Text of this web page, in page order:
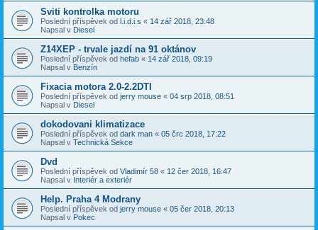
Sviti kontrolka motoru
Poslední příspěvek od l.i.d.i.s « 14 zář 2018, 23:48
Napsal v Diesel
Z14XEP - trvale jazdí na 91 oktánov
Poslední příspěvek od hefab « 14 zář 2018, 09:19
Napsal v Benzín
Fixacia motora 2.0-2.2DTI
Poslední příspěvek od jerry mouse « 04 srp 2018, 08:51
Napsal v Diesel
dokodovani klimatizace
Poslední příspěvek od dark man « 05 črc 2018, 17:22
Napsal v Technická Sekce
Dvd
Poslední příspěvek od Vladimír 58 « 12 čer 2018, 16:47
Napsal v Interiér a exteriér
Help. Praha 4 Modrany
Poslední příspěvek od jerry mouse « 05 čer 2018, 20:13
Napsal v Pokec